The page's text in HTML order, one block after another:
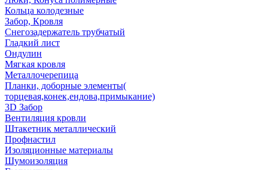
Кольца колодезные
Забор, Кровля
Снегозадержатель трубчатый
Гладкий лист
Ондулин
Мягкая кровля
Металлочерепица
Планки, доборные элементы(
торцевая,конек,ендова,примыкание)
3D Забор
Вентиляция кровли
Штакетник металлический
Профнастил
Изоляционные материалы
Шумоизоляция